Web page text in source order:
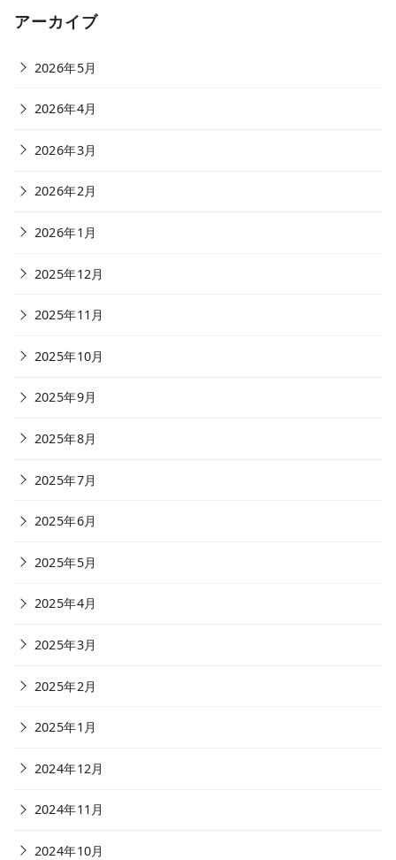
アーカイブ
2026年5月
2026年4月
2026年3月
2026年2月
2026年1月
2025年12月
2025年11月
2025年10月
2025年9月
2025年8月
2025年7月
2025年6月
2025年5月
2025年4月
2025年3月
2025年2月
2025年1月
2024年12月
2024年11月
2024年10月